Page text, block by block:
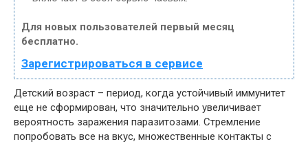
Для новых пользователей первый месяц
бесплатно.
Зарегистрироваться в сервисе
Детский возраст – период, когда устойчивый иммунитет
еще не сформирован, что значительно увеличивает
вероятность заражения паразитозами. Стремление
попробовать все на вкус, множественные контакты с